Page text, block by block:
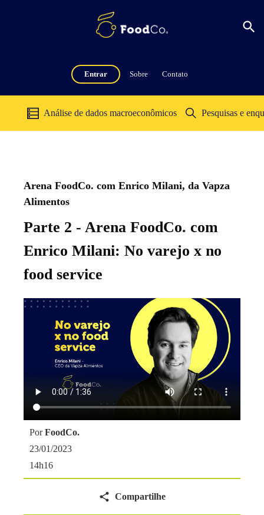
Entrar Sobre Contato
Análise de dados macroeconômicos Pesquisas e
Parte 2 - Arena FoodCo. com
Enrico Milani: No varejo x no
food service
Arena FoodCo. com Enrico Milani, da Vapza
Alimentos
PorFoodCo.
23/01/2023
14h16
Compartilhe